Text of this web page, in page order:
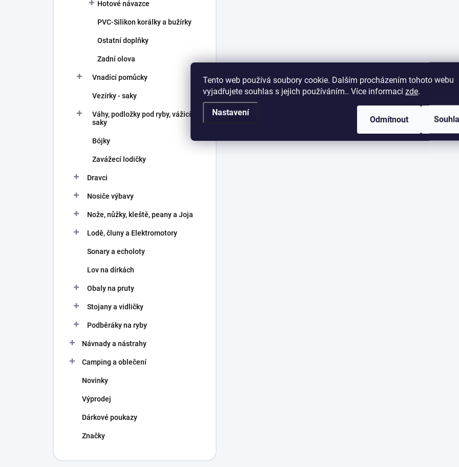
Tento web používá soubory cookie. Dalším procházením tohoto webu
vyjadřujete souhlas s jejich používáním.. Více informací zde.
Nastavení
Odmítnout
Hotové návazce
PVC-Silikon korálky a bužírky
Ostatní doplňky
Zadní olova
Vnadící pomůcky
Vezírky - saky
Váhy, podložky pod ryby, vážicí
saky
Bójky
Zavážecí lodičky
Dravci
Nosiče výbavy
Nože, nůžky, kleště, peany a Joja
Lodě, čluny a Elektromotory
Sonary a echoloty
Lov na dírkách
Obaly na pruty
Stojany a vidličky
Podběráky na ryby
Návnady a nástrahy
Camping a oblečení
Novinky
Výprodej
Dárkové poukazy
Značky